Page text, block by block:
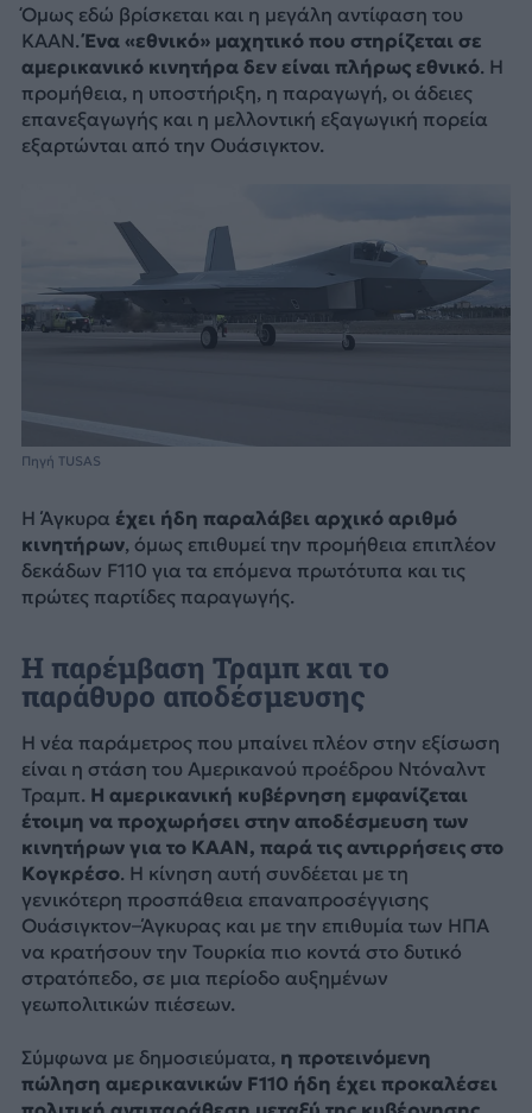
Όμως εδώ βρίσκεται και η μεγάλη αντίφαση του
KAAN.Ένα «εθνικό» μαχητικό που στηρίζεται σε
αμερικανικό κινητήρα δεν είναι πλήρως εθνικό. Η
προμήθεια, η υποστήριξη, η παραγωγή, οι άδειες
επανεξαγωγής και η μελλοντική εξαγωγική πορεία
εξαρτώνται από την Ουάσιγκτον.
Πηγή TUSAS
Η Άγκυρα έχει ήδη παραλάβει αρχικό αριθμό
κινητήρων, όμως επιθυμεί την προμήθεια επιπλέον
δεκάδων F110 για τα επόμενα πρωτότυπα και τις
πρώτες παρτίδες παραγωγής.
Η παρέμβαση Τραμπ και το
παράθυρο αποδέσμευσης
Η νέα παράμετρος που μπαίνει πλέον στην εξίσωση
είναι η στάση του Αμερικανού προέδρου Ντόναλντ
Τραμπ. Η αμερικανική κυβέρνηση εμφανίζεται
έτοιμη να προχωρήσει στην αποδέσμευση των
κινητήρων για το KAAN, παρά τις αντιρρήσεις στο
Κογκρέσο. Η κίνηση αυτή συνδέεται με τη
γενικότερη προσπάθεια επαναπροσέγγισης
Ουάσιγκτον–Άγκυρας και με την επιθυμία των ΗΠΑ
να κρατήσουν την Τουρκία πιο κοντά στο δυτικό
στρατόπεδο, σε μια περίοδο αυξημένων
γεωπολιτικών πιέσεων.
Σύμφωνα με δημοσιεύματα, η προτεινόμενη
πώληση αμερικανικών F110 ήδη έχει προκαλέσει